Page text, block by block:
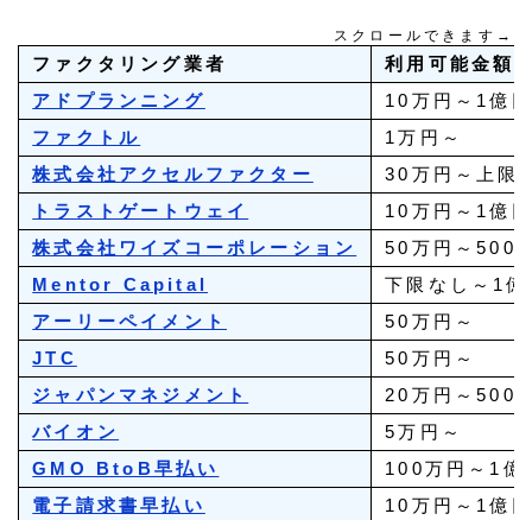
スクロールできます→
ファクタリング業者
利用可能金額
アドプランニング
10万円～1億円
ファクトル
1万円～
株式会社アクセルファクター
30万円～上限
トラストゲートウェイ
10万円～1億円
株式会社ワイズコーポレーション
50万円～5000
Mentor Capital
下限なし～1億
アーリーペイメント
50万円～
JTC
50万円～
ジャパンマネジメント
20万円～
バイオン
5万円～
GMO BtoB早払い
100万円～1億
電子請求書早払い
10万円～1億円